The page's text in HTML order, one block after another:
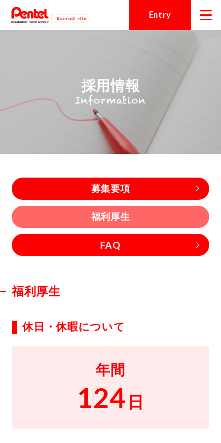
Entry
Entry
トップメッセージ
さまざまな角度から見る、ぺんて
採用情報
募集要項
福利厚生
FAQ
福利厚生
休日・休暇について
年間
124 日